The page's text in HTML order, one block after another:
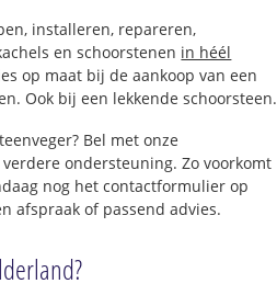
installeren, repareren,
en schoorstenen in héél
op maat bij de aankoop van een
Ook bij een lekkende schoorsteen.
Bel met onze
verdere ondersteuning. Zo voorkomt
nog het contactformulier op
afspraak of passend advies.